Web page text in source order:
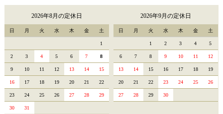
2026年8月の定休日
日 月 火 水 木 金 土
1
2 3 4 5 6 7 8
9 10 11 12 13 14 15
16 17 18 19 20 21 22
23 24 25 26 27 28 29
30 31
2026年9月の定休日
日 月 火 水 木 金 土
1 2 3 4 5
6 7 8 9 10 11 12
13 14 15 16 17 18 19
20 21 22 23 24 25 26
27 28 29 30